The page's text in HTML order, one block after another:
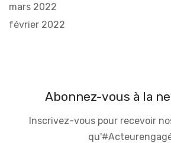
mars 2022
février 2022
Abonnez-vous à la
Inscrivez-vous pour recevoir